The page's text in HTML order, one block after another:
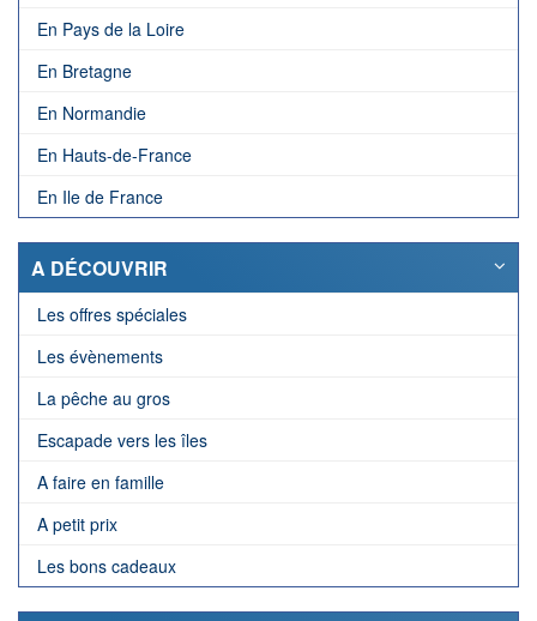
En Pays de la Loire
En Bretagne
En Normandie
En Hauts-de-France
En Ile de France
A DÉCOUVRIR
Les offres spéciales
Les évènements
La pêche au gros
Escapade vers les îles
A faire en famille
A petit prix
Les bons cadeaux